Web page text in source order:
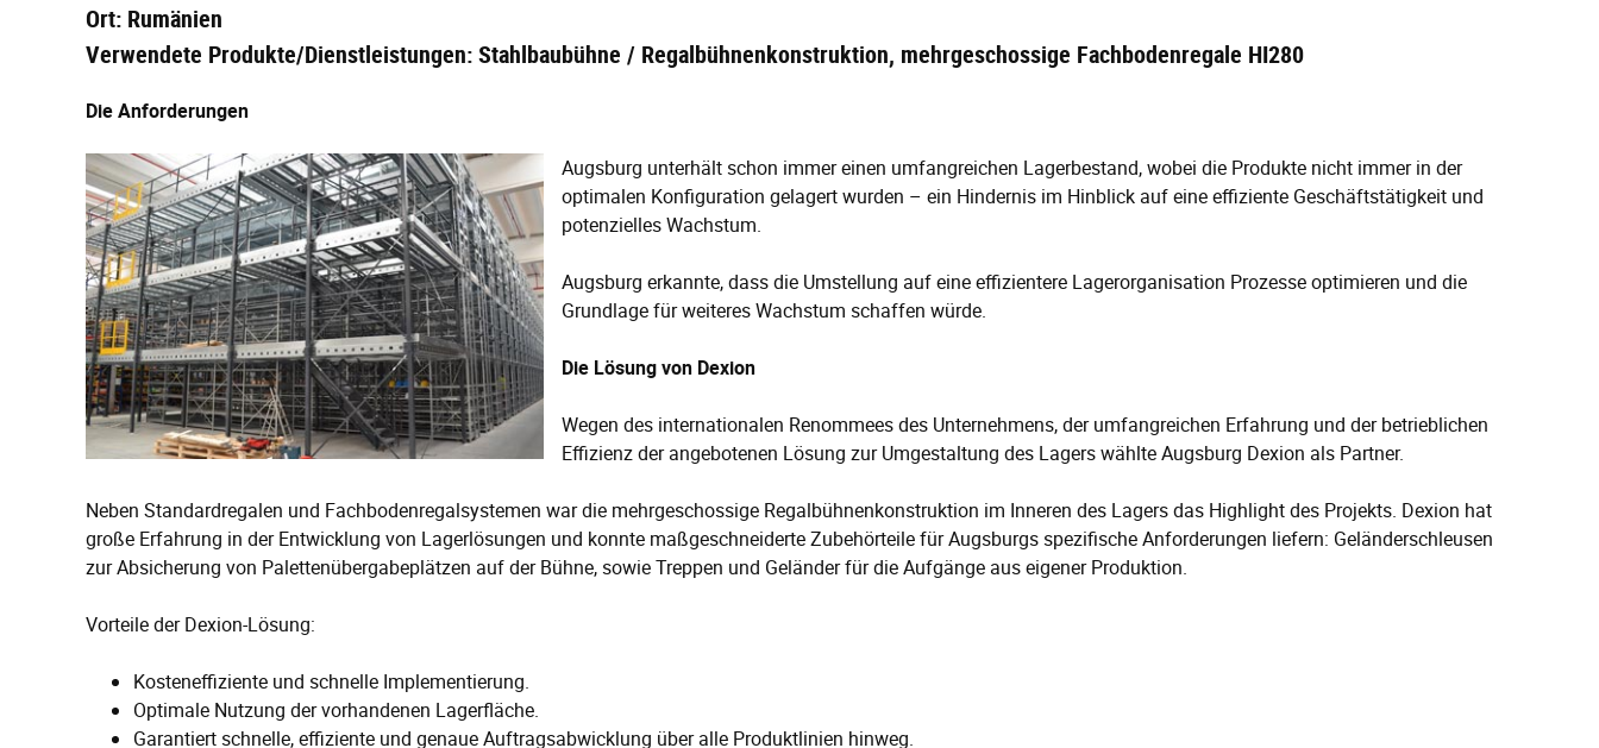
Ort: Rumänien
Verwendete Produkte/Dienstleistungen: Stahlbaubühne / Regalbühnenkonstruktion, mehrgeschossige Fachbodenregale HI280
Die Anforderungen
Augsburg unterhält schon immer einen umfangreichen Lagerbestand, wobei die Produkte nicht immer in der
optimalen Konfiguration gelagert wurden – ein Hindernis im Hinblick auf eine effiziente Geschäftstätigkeit und
potenzielles Wachstum.
Augsburg erkannte, dass die Umstellung auf eine effizientere Lagerorganisation Prozesse optimieren und die
Grundlage für weiteres Wachstum schaffen würde.
Die Lösung von Dexion
Wegen des internationalen Renommees des Unternehmens, der umfangreichen Erfahrung und der betrieblichen
Effizienz der angebotenen Lösung zur Umgestaltung des Lagers wählte Augsburg Dexion als Partner.
Neben Standardregalen und Fachbodenregalsystemen war die mehrgeschossige Regalbühnenkonstruktion im Inneren des Lagers das Highlight des Projekts. Dexion hat
große Erfahrung in der Entwicklung von Lagerlösungen und konnte maßgeschneiderte Zubehörteile für Augsburgs spezifische Anforderungen liefern: Geländerschleusen
zur Absicherung von Palettenübergabeplätzen auf der Bühne, sowie Treppen und Geländer für die Aufgänge aus eigener Produktion.
Vorteile der Dexion-Lösung:
Kosteneffiziente und schnelle Implementierung.
Optimale Nutzung der vorhandenen Lagerfläche.
Garantiert schnelle, effiziente und genaue Auftragsabwicklung über alle Produktlinien hinweg.